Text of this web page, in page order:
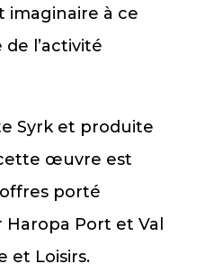
imaginaire à ce
l’activité
Syrk et produite
cette œuvre est
porté
Port et Val
et Loisirs.